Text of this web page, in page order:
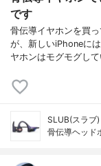
です
骨伝導イヤホンを買
が、新しいiPhoneに
ヤホンはモグモグし
SLUB(スラブ)
骨伝導ヘッド